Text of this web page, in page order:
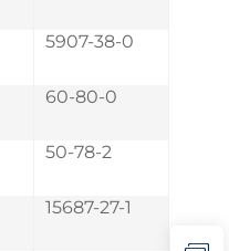
5907-38-0
60-80-0
50-78-2
15687-27-1